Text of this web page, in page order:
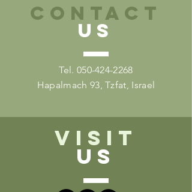
CONTACT
US
Tel. 050-424-2268
Hapalmach 93, Tzfat, Israel
VISIT
US